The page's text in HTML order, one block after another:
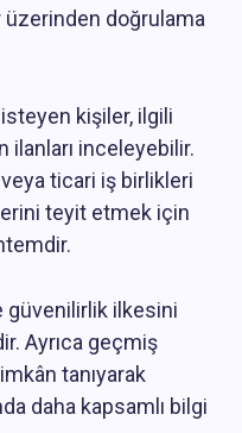
doğrulama
kişiler, ilgili
ilanları inceleyebilir.
ticari iş birlikleri
teyit etmek için
güvenilirlik ilkesini
Ayrıca geçmiş
tanıyarak
daha kapsamlı bilgi